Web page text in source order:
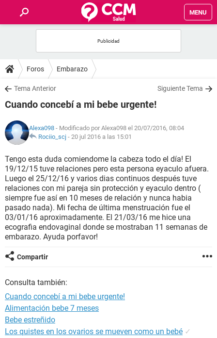
MENU
FOROS
SALUD
NUTRICIÓN
BIENESTAR
SEXUALIDAD
GLOSARIO
Foros Embarazo
Tema Anterior Siguiente Tema
Cuando concebí a mi bebe urgente!
Alexa098 - Modificado por Alexa098 el 20/07/2016, 08:04
Rociio_scj - 20 jul 2016 a las 15:01
Tengo esta duda comiendome la cabeza todo el día! El
19/12/15 tuve relaciones pero esta persona eyaculo afuera.
Luego el 25/12/16 y varios dias continuos después tuve
relaciones con mi pareja sin protección y eyaculo dentro (
siempre fue así en 10 meses de relación y nunca habia
pasado nada). Mi fecha de última menstruación fue el
03/01/16 aproximadamente. El 21/03/16 me hice una
ecografia endovaginal donde se mostraban 11 semanas de
embarazo. Ayuda porfavor!
Compartir
Consulta también:
Cuando concebí a mi bebe urgente!
Alimentación bebe 7 meses
Bebe estreñido
Los quistes en los ovarios se mueven como un bebé ✓